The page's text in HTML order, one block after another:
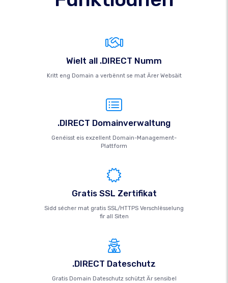
Wielt all .DIRECT Numm
Kritt eng Domain a verbënnt se mat Ärer Websäit
.DIRECT Domainverwaltung
Genéisst eis exzellent Domain-Management-
Plattform
Gratis SSL Zertifikat
Sidd sécher mat gratis SSL/HTTPS Verschlësselung
fir all Siten
.DIRECT Dateschutz
Gratis Domain Dateschutz schützt Är sensibel